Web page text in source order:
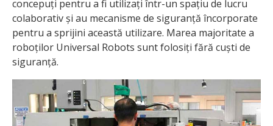
concepuți pentru a fi utilizați într-un spațiu de lucru
colaborativ și au mecanisme de siguranță încorporate
pentru a sprijini această utilizare. Marea majoritate a
roboților Universal Robots sunt folosiți fără cuști de
siguranță.